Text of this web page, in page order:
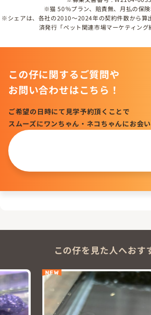
※猫 50％プラン、賠責無、月払の保険
※シェアは、各社の2010～2024年の契約件数から算
済発行「ペット関連市場マーケティング
この仔に関するご質問や
お問い合わせはこちら！
ご希望の日時にて見学予約頂くことで
スムーズにワンちゃん・ネコちゃんにお会い
この仔を見た人へおす
NEW